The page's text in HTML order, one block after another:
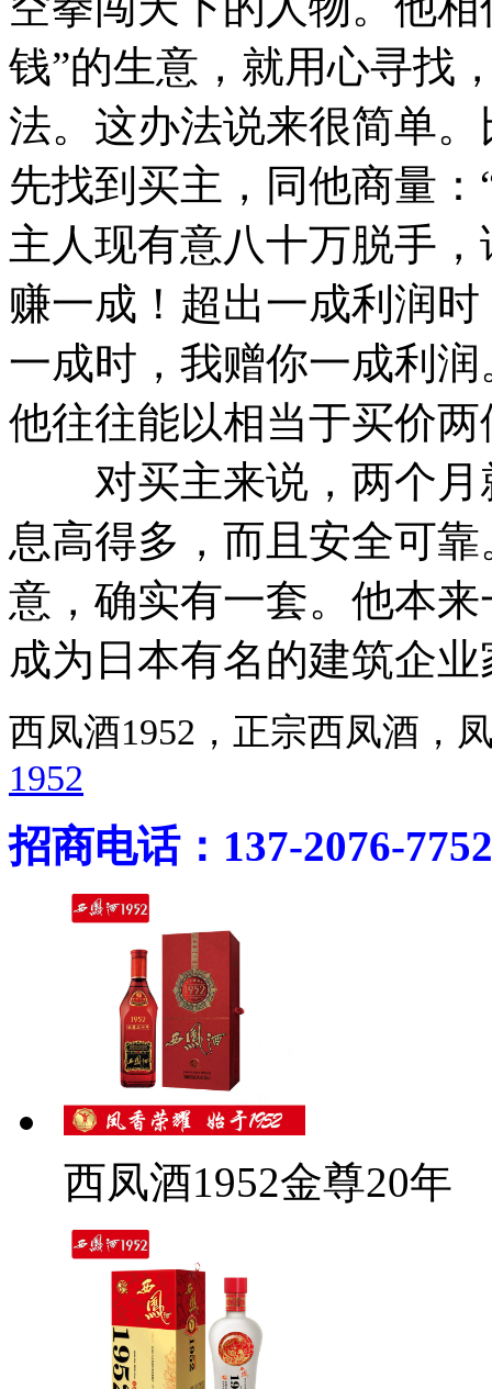
钱”的生意，就用心寻找
法。这办法说来很简单
先找到买主，同他商量
主人现有意八十万脱手
赚一成！超出一成利润
一成时，我赠你一成利
他往往能以相当于买价
对买主来说，两个月
息高得多，而且安全可
意，确实有一套。他本
成为日本有名的建筑企
西凤酒1952，正宗西凤酒
1952
招商电话：137-2076-7752
西凤酒1952金尊20年